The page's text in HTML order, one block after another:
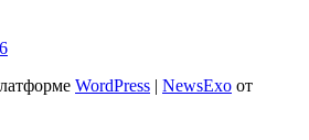
WordPress NewsExo от